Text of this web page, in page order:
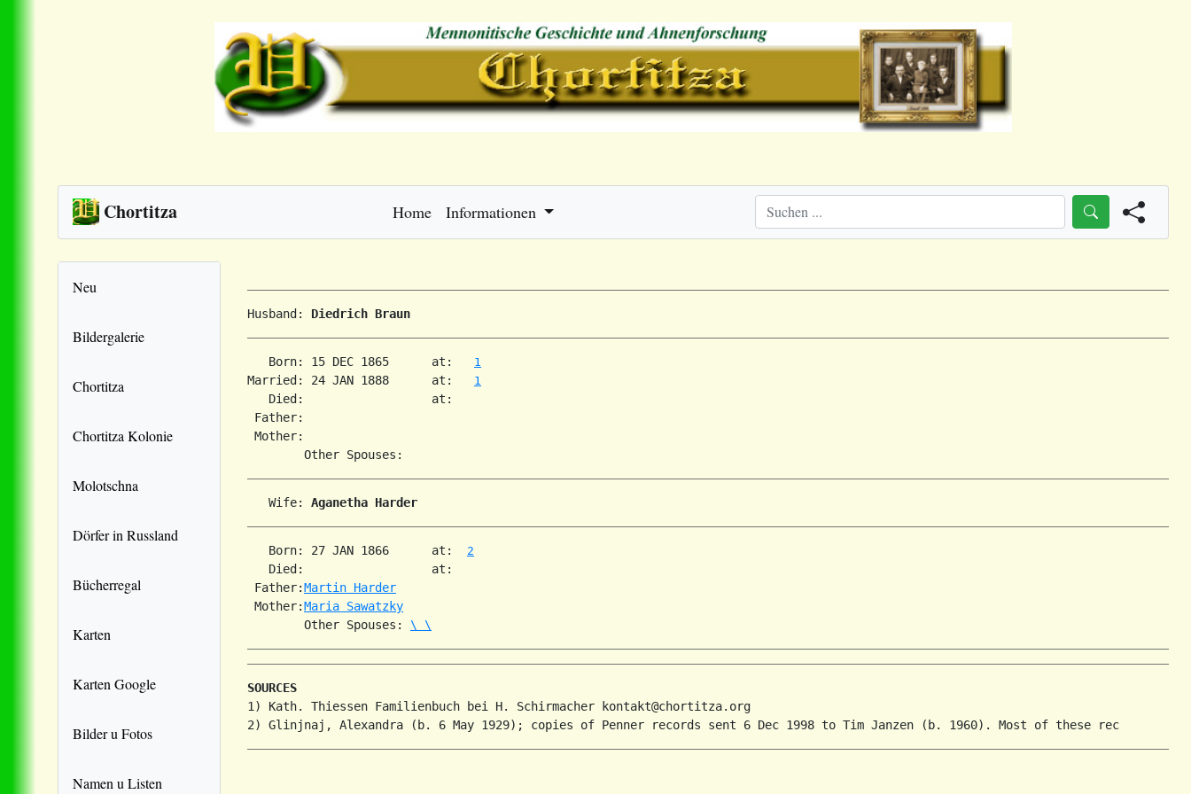
Chortitza Home Informationen
Neu
Bildergalerie
Chortitza
Chortitza Kolonie
Molotschna
Dörfer in Russland
Bücherregal
Karten
Karten Google
Bilder u Fotos
Namen u Listen
Husband: Diedrich Braun
   Born: 15 DEC 1865      at:
1
Married: 24 JAN 1888      at: 1
   Died:                  at:
Father:
Mother:
   Wife:
Aganetha Harder
   Born: 27 JAN 1866      at:
2
   Died:                  at:
Father:Martin Harder
Mother:Maria Sawatzky
        Other Spouses:
\ \
SOURCES
1) Kath. Thiessen Familienbuch bei H. Schirmacher kontakt@chortitza.org